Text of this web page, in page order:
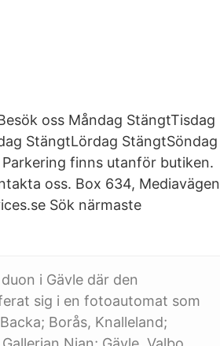
oss Måndag StängtTisdag
StängtLördag StängtSöndag
finns utanför butiken.
oss. Box 634, Mediavägen
Sök närmaste
i Gävle där den
sig i en fotoautomat som
Borås, Knalleland;